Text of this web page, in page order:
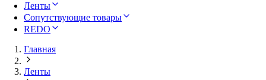
Ленты
Сопутствующие товары
REDO
Главная
Ленты